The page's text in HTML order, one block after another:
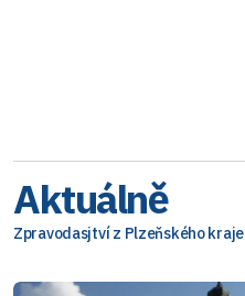
Aktuálně
Zpravodasjtví z Plzeňského kraje